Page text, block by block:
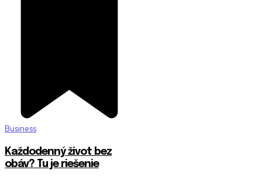
Business
Každodenný život bez
obáv? Tu je riešenie